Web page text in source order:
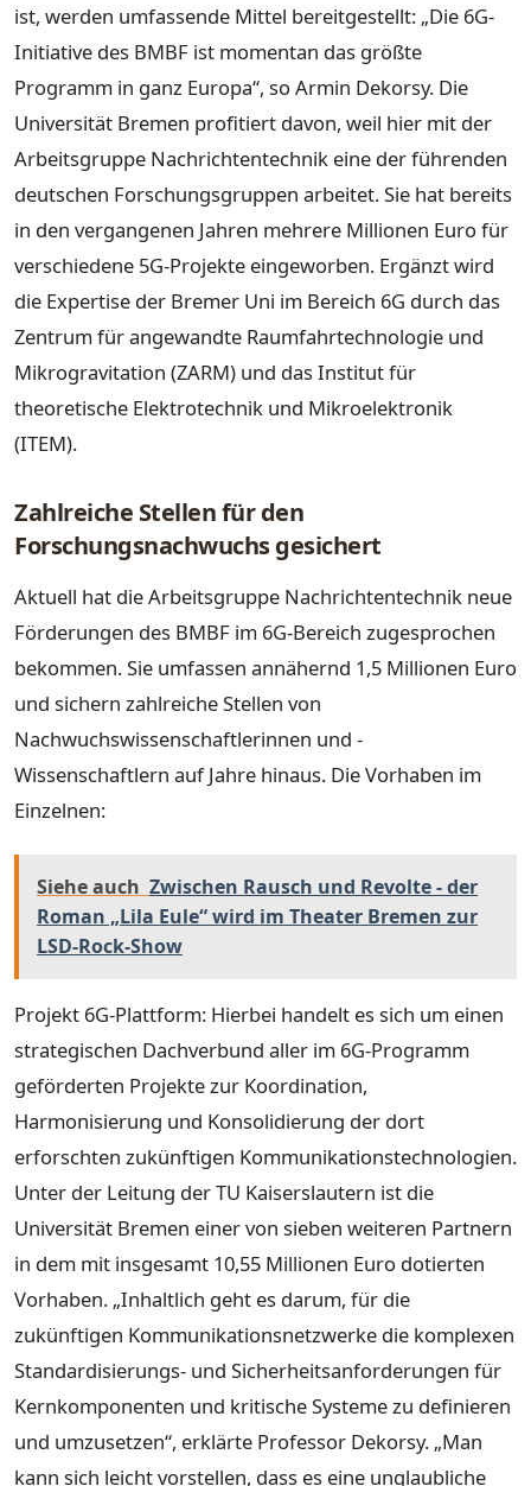
ist, werden umfassende Mittel bereitgestellt: „Die 6G-
Initiative des BMBF ist momentan das größte
Programm in ganz Europa“, so Armin Dekorsy. Die
Universität Bremen profitiert davon, weil hier mit der
Arbeitsgruppe Nachrichtentechnik eine der führenden
deutschen Forschungsgruppen arbeitet. Sie hat bereits
in den vergangenen Jahren mehrere Millionen Euro für
verschiedene 5G-Projekte eingeworben. Ergänzt wird
die Expertise der Bremer Uni im Bereich 6G durch das
Zentrum für angewandte Raumfahrtechnologie und
Mikrogravitation (ZARM) und das Institut für
theoretische Elektrotechnik und Mikroelektronik
(ITEM).
Zahlreiche Stellen für den
Forschungsnachwuchs gesichert
Aktuell hat die Arbeitsgruppe Nachrichtentechnik neue
Förderungen des BMBF im 6G-Bereich zugesprochen
bekommen. Sie umfassen annähernd 1,5 Millionen Euro
und sichern zahlreiche Stellen von
Nachwuchswissenschaftlerinnen und -
Wissenschaftlern auf Jahre hinaus. Die Vorhaben im
Einzelnen:
Siehe auch Zwischen Rausch und Revolte - der
Roman „Lila Eule“ wird im Theater Bremen zur
LSD-Rock-Show
Projekt 6G-Plattform: Hierbei handelt es sich um einen
strategischen Dachverbund aller im 6G-Programm
geförderten Projekte zur Koordination,
Harmonisierung und Konsolidierung der dort
erforschten zukünftigen Kommunikationstechnologien.
Unter der Leitung der TU Kaiserslautern ist die
Universität Bremen einer von sieben weiteren Partnern
in dem mit insgesamt 10,55 Millionen Euro dotierten
Vorhaben. „Inhaltlich geht es darum, für die
zukünftigen Kommunikationsnetzwerke die komplexen
Standardisierungs- und Sicherheitsanforderungen für
Kernkomponenten und kritische Systeme zu definieren
und umzusetzen“, erklärte Professor Dekorsy. „Man
kann sich leicht vorstellen, dass es eine unglaubliche